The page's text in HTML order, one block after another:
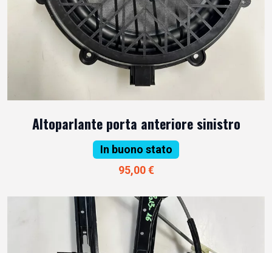
Altoparlante porta anteriore sinistro
In buono stato
95,00 €